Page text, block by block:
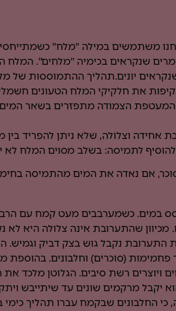
משתמשים במילה "מלח"
שנקראים בכימיה "מלחים". המלח
יונים.תהליך ההתמוססות של
את חלקיקי המלח הטעונים
המעטפת הצמודה מתפזרים בשאר
אחידה וצלולה, שלא ניתן להפריד בין
לתמיסה: בשלב מסוים המלח לא
אם נאדה את המים מהתמיסה
במים. כשמערבבים מעט קמח עם
מכיוון שהתערובת אינה צלולה היא
התערובת נקבל גוש בצק דביק
(סוכרים) וחלבונים. בהוספת
ויוצרים רשת סיבים. הגלוטן מלכד
יקבל מרקמים שונים עד שיתייבש
כי החלבונים שבקמח עברו תהליך כימי